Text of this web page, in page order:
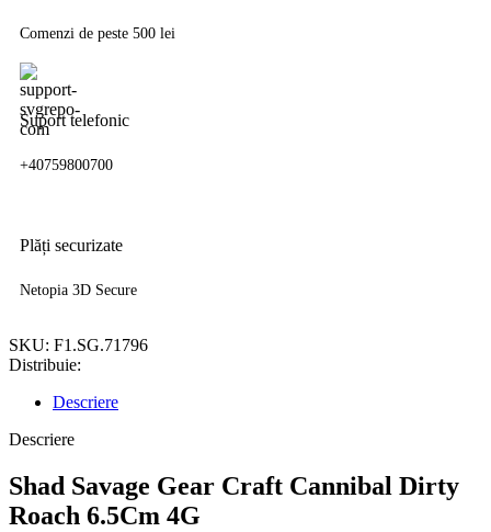
Comenzi de peste 500 lei
Suport telefonic
+40759800700
Plăți securizate
Netopia 3D Secure
SKU: F1.SG.71796
Distribuie:
Descriere
Descriere
Shad Savage Gear Craft Cannibal Dirty
Roach 6.5Cm 4G